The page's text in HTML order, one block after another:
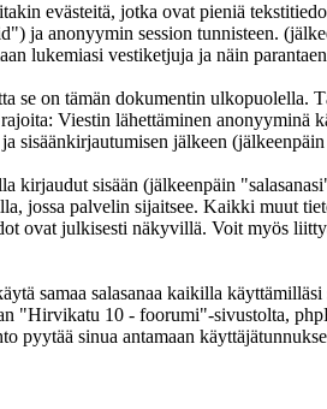
evästeitä, jotka ovat pieniä
ja anonyymin session tunnisteen.
lukemiasi vestiketjuja ja näin
se on tämän dokumentin
Viestin lähettäminen
sisäänkirjautumisen jälkeen
sisään (jälkeenpäin
palvelin sijaitsee. Kaikki muut
ovat julkisesti näkyvillä. Voit myös
samaa salasanaa kaikilla
"Hirvikatu 10 - foorumi"-sivustolta,
sinua antamaan